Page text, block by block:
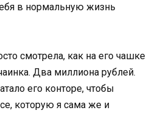
в нормальную жизнь
смотрела, как на его чашке
Два миллиона рублей.
его конторе, чтобы
которую я сама же и